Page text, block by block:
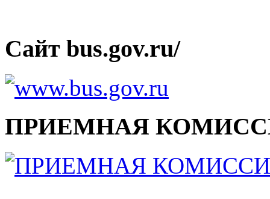
Сайт bus.gov.ru/
ПРИЕМНАЯ